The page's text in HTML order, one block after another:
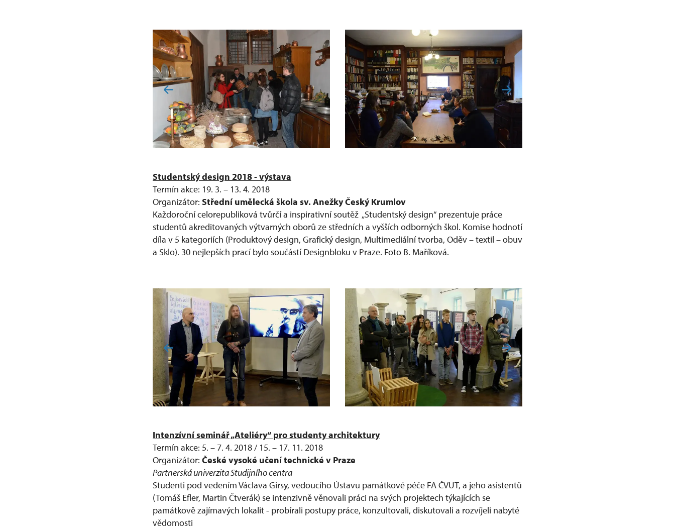
Studentský design 2018 - výstava
Termín akce: 19. 3. – 13. 4. 2018
Organizátor: Střední umělecká škola sv. Anežky Český Krumlov
Každoroční celorepubliková tvůrčí a inspirativní soutěž „Studentský design“ prezentuje práce
studentů akreditovaných výtvarných oborů ze středních a vyšších odborných škol. Komise hodnotí
díla v 5 kategoriích (Produktový design, Grafický design, Multimediální tvorba, Oděv – textil – obuv
a Sklo). 30 nejlepších prací bylo součástí Designbloku v Praze. Foto B. Maříková.
Intenzívní seminář „Ateliéry“ pro studenty architektury
Termín akce: 5. – 7. 4. 2018 / 15. – 17. 11. 2018
Organizátor: České vysoké učení technické v Praze
Partnerská univerzita Studijního centra
Studenti pod vedením Václava Girsy, vedoucího Ústavu památkové péče FA ČVUT, a jeho asistentů
(Tomáš Efler, Martin Čtverák) se intenzivně věnovali práci na svých projektech týkajících se
památkově zajímavých lokalit - probírali postupy práce, konzultovali, diskutovali a rozvíjeli nabyté
vědomosti